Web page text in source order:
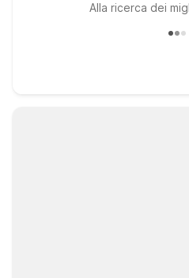
Alla ricerca dei